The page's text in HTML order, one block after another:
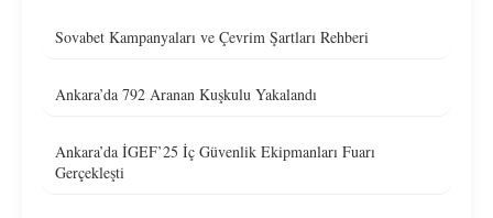
Sovabet Kampanyaları ve Çevrim Şartları Rehberi
Ankara’da 792 Aranan Kuşkulu Yakalandı
Ankara’da İGEF’25 İç Güvenlik Ekipmanları Fuarı
Gerçekleşti